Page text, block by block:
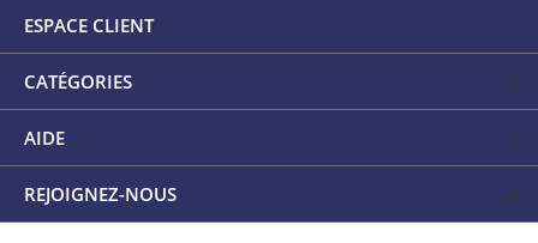
ESPACE CLIENT
CATÉGORIES
AIDE
REJOIGNEZ-NOUS